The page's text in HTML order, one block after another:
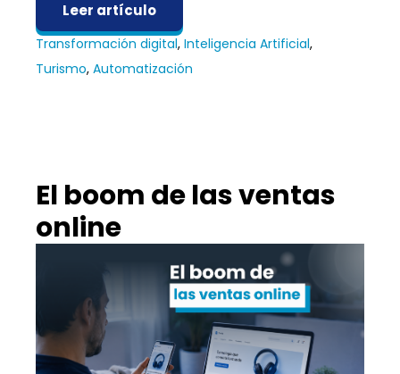
Leer artículo
Transformación digital, Inteligencia Artificial,
Turismo, Automatización
El boom de las ventas
online